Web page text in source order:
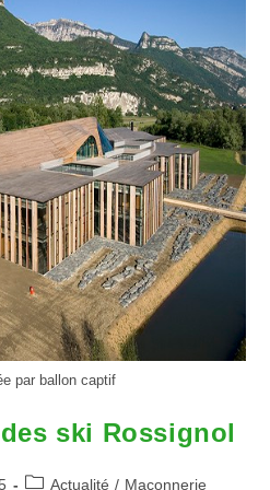
par ballon captif
ski Rossignol
Actualité / Maçonnerie